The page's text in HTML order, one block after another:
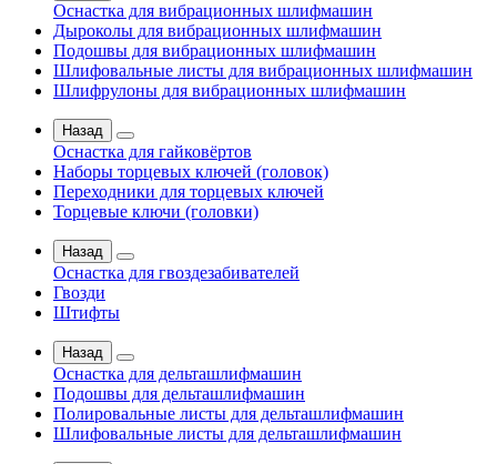
Оснастка для вибрационных шлифмашин
Дыроколы для вибрационных шлифмашин
Подошвы для вибрационных шлифмашин
Шлифовальные листы для вибрационных шлифмашин
Шлифрулоны для вибрационных шлифмашин
Назад
Оснастка для гайковёртов
Наборы торцевых ключей (головок)
Переходники для торцевых ключей
Торцевые ключи (головки)
Назад
Оснастка для гвоздезабивателей
Гвозди
Штифты
Назад
Оснастка для дельташлифмашин
Подошвы для дельташлифмашин
Полировальные листы для дельташлифмашин
Шлифовальные листы для дельташлифмашин